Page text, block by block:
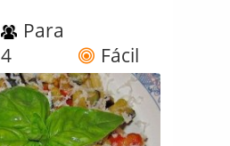
Para
4
Fácil